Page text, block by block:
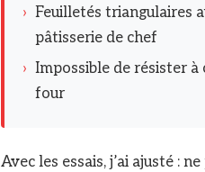
› Feuilletés triangulaires
pâtisserie de chef
› Impossible de résister à
four
Avec les essais, j’ai ajusté :